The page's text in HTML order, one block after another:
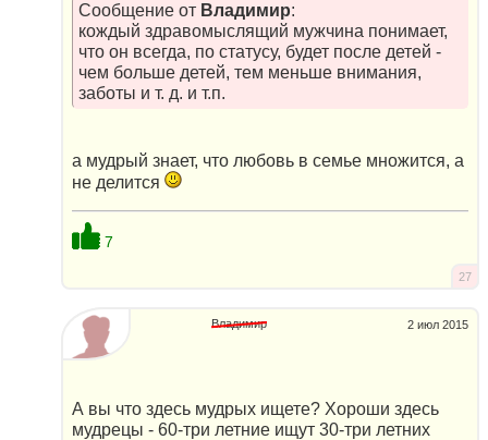
Сообщение от Владимир:
кождый здравомыслящий мужчина понимает,
что он всегда, по статусу, будет после детей -
чем больше детей, тем меньше внимания,
заботы и т. д. и т.п.
а мудрый знает, что любовь в семье множится, а
не делится
7
27
2 июл 2015
Владимир
А вы что здесь мудрых ищете? Хороши здесь
мудрецы - 60-три летние ищут 30-три летних